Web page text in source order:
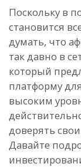
Поскольку в
становится
думать, что
так давно в
который
платформу
высоким
доверять
Давайте